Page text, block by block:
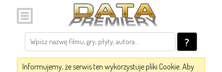
?
Informujemy, że serwis ten wykorzystuje pliki Cookie. Aby